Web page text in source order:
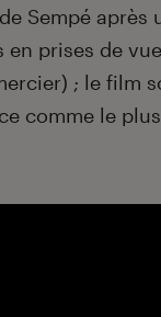
Sempé après
prises de
; le film
comme le